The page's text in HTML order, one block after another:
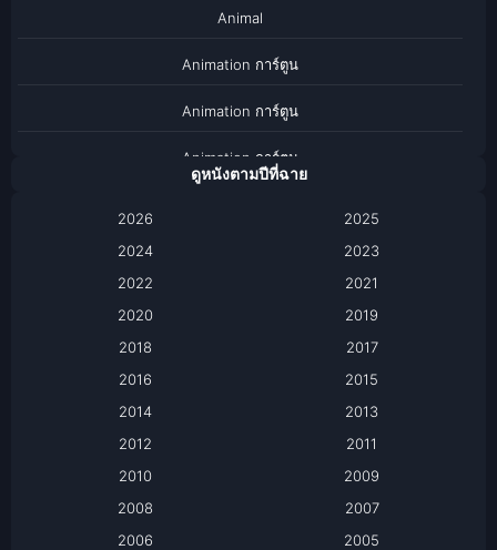
Animal
Animation การ์ตูน
Animation การ์ตูน
Animation การ์ตูน
Based on a True Story เรื่องจริง
Based on a True Story เรื่องจริง
ดูหนังตามปีที่ฉาย
2026
2025
2024
2023
2022
2021
2020
2019
2018
2017
2016
2015
2014
2013
2012
2011
2010
2009
2008
2007
2006
2005